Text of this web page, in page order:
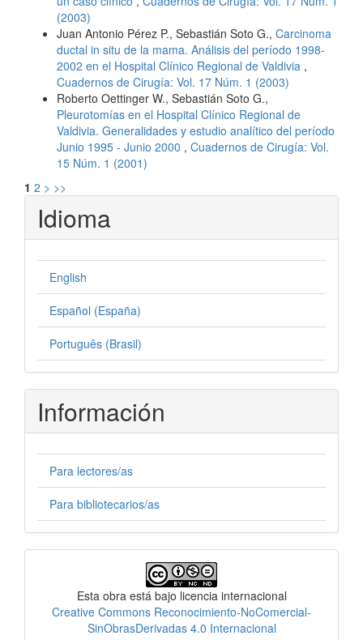
(2003)
Juan Antonio Pérez P., Sebastián Soto G., Carcinoma
ductal in situ de la mama. Análisis del período 1998-
2002 en el Hospital Clínico Regional de Valdivia ,
Cuadernos de Cirugía: Vol. 17 Núm. 1 (2003)
Roberto Oettinger W., Sebastián Soto G.,
Pleurotomías en el Hospital Clínico Regional de
Valdivia. Generalidades y estudio analítico del período
Junio 1995 - Junio 2000 , Cuadernos de Cirugía: Vol.
15 Núm. 1 (2001)
1 2 > >>
Idioma
English
Español (España)
Português (Brasil)
Información
Para lectores/as
Para bibliotecarios/as
Esta obra está bajo licencia internacional
Creative Commons Reconocimiento-NoComercial-
SinObrasDerivadas 4.0 Internacional